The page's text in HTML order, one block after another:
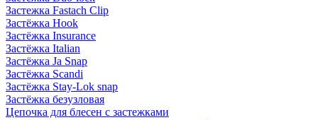
Застежка Fastach Clip
Застёжка Hook
Застёжка Insurance
Застёжка Italian
Застёжка Ja Snap
Застёжка Scandi
Застёжка Stay-Lok snap
Застёжка безузловая
Цепочка для блесен с застежками